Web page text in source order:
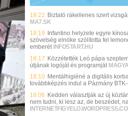
18:22 Biztató rákellenes szert
MA7.SK
18:19
Infantino helyzete egyre
szövetség elnöke szólította fel
emberét INFOSTART.HU
18:17 Közzétették Leó pápa
útjának logóját és programját
18:10 Mentálhigiéné a digitális
továbbképzés indul a Pázmány
18:06 Kedden választják az új
nem tudni, ki lesz az, de beszédet,